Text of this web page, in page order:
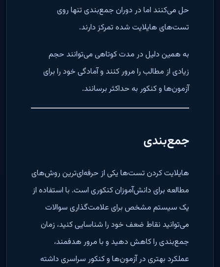
حل می‌کنند اما در دوران جمع‌بندی تنها روی
تست‌های هایلایت شده تمرکز دارند.
به همین دلیل در مدت کوتاهی می‌توانند حجم
زیادی از مطالب را مرور کنند و آمادگی خود را برای
آزمون‌ها و کنکور به حداکثر برسانند.
جمع‌بندی
هایلایت کردن تست‌ها یکی از حرفه‌ای‌ترین روش‌های
مطالعه برای دانش‌آموزان کنکوری است. با استفاده از
یک سیستم مشخص برای علامت‌گذاری سوالات
می‌توانید نقاط ضعف خود را شناسایی کنید، زمان
جمع‌بندی را کاهش دهید و با مرور هدفمند،
عملکرد بهتری در آزمون‌ها و کنکور سراسری داشته